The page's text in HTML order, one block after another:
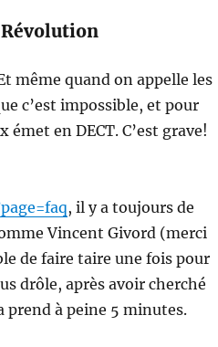
même quand on appelle les
c’est impossible, et pour
en DECT. C’est grave!
, il y a toujours de
Vincent Givord (merci
de faire taire une fois pour
drôle, après avoir cherché
prend à peine 5 minutes.